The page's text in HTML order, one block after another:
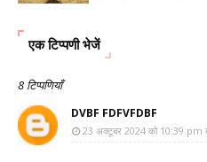
एक टिप्पणी भेजें
8 टिप्पणियाँ
DVBF FDFVFDBF
23 अक्टूबर 2024 को 10:39 pm